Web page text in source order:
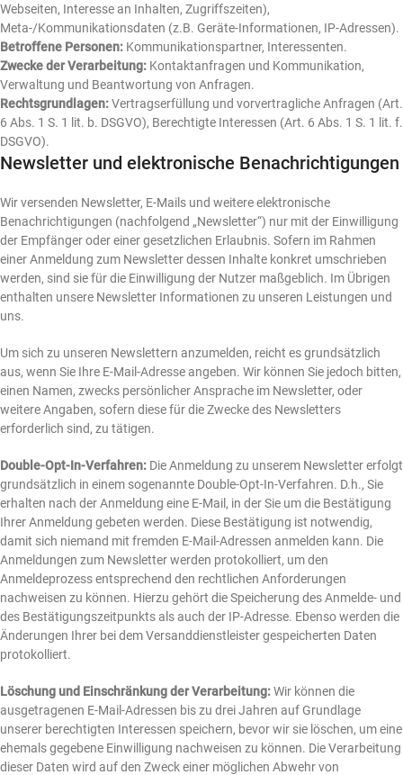
Webseiten, Interesse an Inhalten, Zugriffszeiten),
Meta-/Kommunikationsdaten (z.B. Geräte-Informationen, IP-Adressen).
Betroffene Personen: Kommunikationspartner, Interessenten.
Zwecke der Verarbeitung: Kontaktanfragen und Kommunikation,
Verwaltung und Beantwortung von Anfragen.
Rechtsgrundlagen:Vertragserfüllung und vorvertragliche Anfragen (Art.
6 Abs. 1 S. 1 lit. b. DSGVO), Berechtigte Interessen (Art. 6 Abs. 1 S. 1 lit. f.
DSGVO).
Newsletter und elektronische Benachrichtigungen
Wir versenden Newsletter, E-Mails und weitere elektronische
Benachrichtigungen (nachfolgend „Newsletter“) nur mit der Einwilligung
der Empfänger oder einer gesetzlichen Erlaubnis. Sofern im Rahmen
einer Anmeldung zum Newsletter dessen Inhalte konkret umschrieben
werden, sind sie für die Einwilligung der Nutzer maßgeblich. Im Übrigen
enthalten unsere Newsletter Informationen zu unseren Leistungen und
uns.
Um sich zu unseren Newslettern anzumelden, reicht es grundsätzlich
aus, wenn Sie Ihre E-Mail-Adresse angeben. Wir können Sie jedoch bitten,
einen Namen, zwecks persönlicher Ansprache im Newsletter, oder
weitere Angaben, sofern diese für die Zwecke des Newsletters
erforderlich sind, zu tätigen.
Double-Opt-In-Verfahren: Die Anmeldung zu unserem Newsletter erfolgt
grundsätzlich in einem sogenannte Double-Opt-In-Verfahren. D.h., Sie
erhalten nach der Anmeldung eine E-Mail, in der Sie um die Bestätigung
Ihrer Anmeldung gebeten werden. Diese Bestätigung ist notwendig,
damit sich niemand mit fremden E-Mail-Adressen anmelden kann. Die
Anmeldungen zum Newsletter werden protokolliert, um den
Anmeldeprozess entsprechend den rechtlichen Anforderungen
nachweisen zu können. Hierzu gehört die Speicherung des Anmelde- und
des Bestätigungszeitpunkts als auch der IP-Adresse. Ebenso werden die
Änderungen Ihrer bei dem Versanddienstleister gespeicherten Daten
protokolliert.
Löschung und Einschränkung der Verarbeitung:Wir können die
ausgetragenen E-Mail-Adressen bis zu drei Jahren auf Grundlage
unserer berechtigten Interessen speichern, bevor wir sie löschen, um eine
ehemals gegebene Einwilligung nachweisen zu können. Die Verarbeitung
dieser Daten wird auf den Zweck einer möglichen Abwehr von